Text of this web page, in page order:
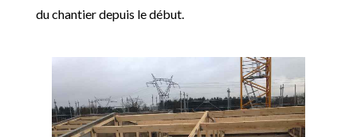
du chantier depuis le début.